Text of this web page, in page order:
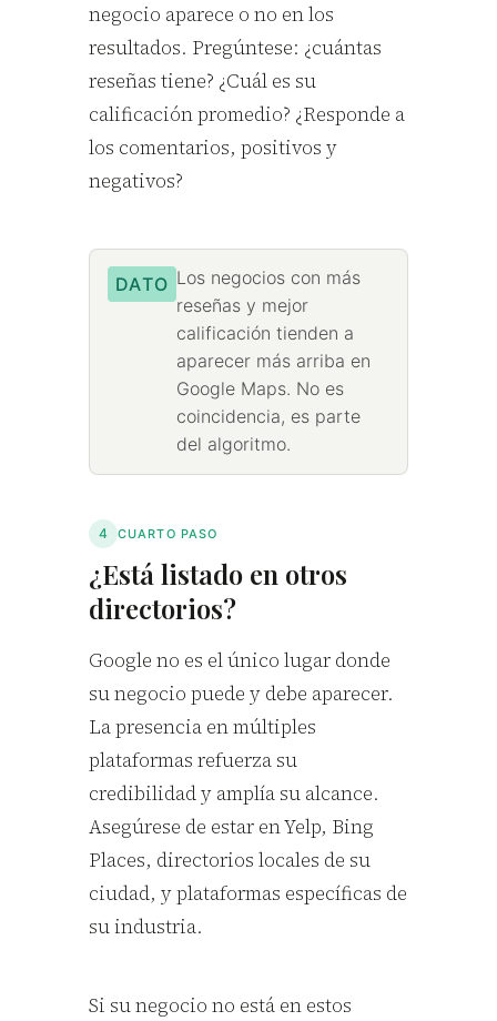
negocio aparece o no en los
resultados. Pregúntese: ¿cuántas
reseñas tiene? ¿Cuál es su
calificación promedio? ¿Responde a
los comentarios, positivos y
negativos?
DATO Los negocios con más
reseñas y mejor
calificación tienden a
aparecer más arriba en
Google Maps. No es
coincidencia, es parte
del algoritmo.
4 CUARTO PASO
¿Está listado en otros
directorios?
Google no es el único lugar donde
su negocio puede y debe aparecer.
La presencia en múltiples
plataformas refuerza su
credibilidad y amplía su alcance.
Asegúrese de estar en Yelp, Bing
Places, directorios locales de su
ciudad, y plataformas específicas de
su industria.
Si su negocio no está en estos